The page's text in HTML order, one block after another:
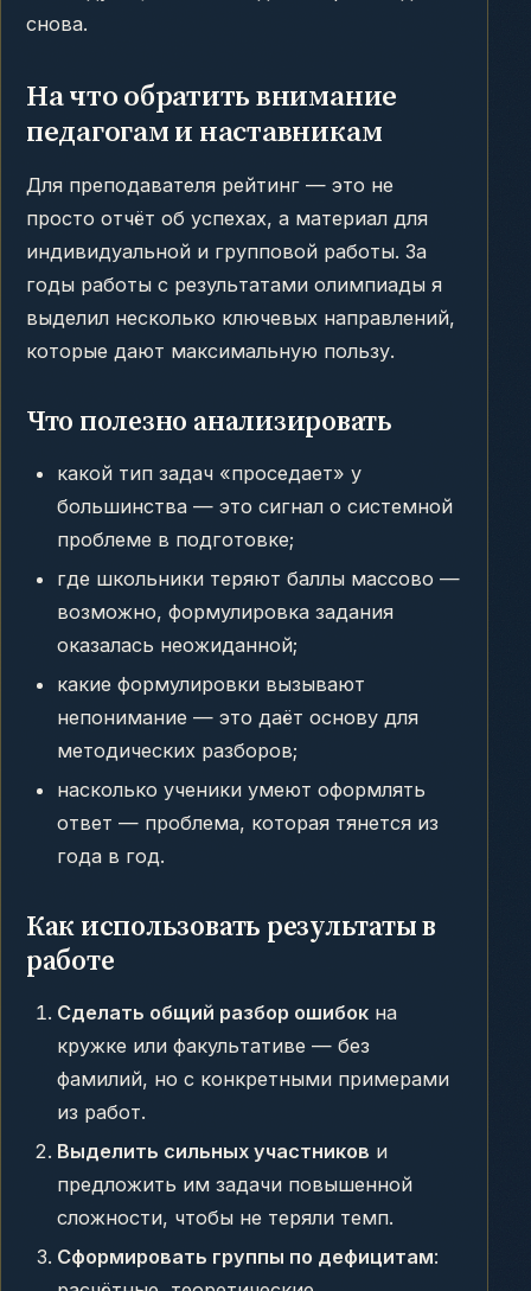
снова.
На что обратить внимание
педагогам и наставникам
Для преподавателя рейтинг — это не
просто отчёт об успехах, а материал для
индивидуальной и групповой работы. За
годы работы с результатами олимпиады я
выделил несколько ключевых направлений,
которые дают максимальную пользу.
Что полезно анализировать
какой тип задач «проседает» у
большинства — это сигнал о системной
проблеме в подготовке;
где школьники теряют баллы массово —
возможно, формулировка задания
оказалась неожиданной;
какие формулировки вызывают
непонимание — это даёт основу для
методических разборов;
насколько ученики умеют оформлять
ответ — проблема, которая тянется из
года в год.
Как использовать результаты в
работе
Сделать общий разбор ошибокна
кружке или факультативе — без
фамилий, но с конкретными примерами
из работ.
Выделить сильных участников и
предложить им задачи повышенной
сложности, чтобы не теряли темп.
Сформировать группы по дефицитам: